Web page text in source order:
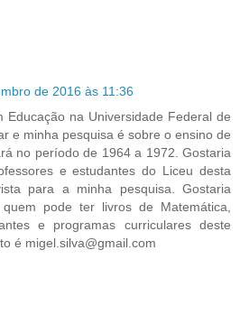
de 2016 às 11:36
Educação na Universidade Federal de
e minha pesquisa é sobre o ensino de
no período de 1964 a 1972. Gostaria
e estudantes do Liceu desta
para a minha pesquisa. Gostaria
pode ter livros de Matemática,
e programas curriculares deste
é migel.silva@gmail.com